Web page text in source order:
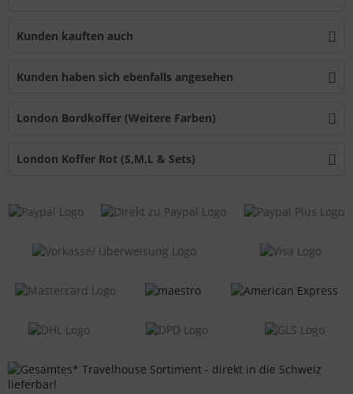
Kunden kauften auch
Kunden haben sich ebenfalls angesehen
London Bordkoffer (Weitere Farben)
London Koffer Rot (S,M,L & Sets)